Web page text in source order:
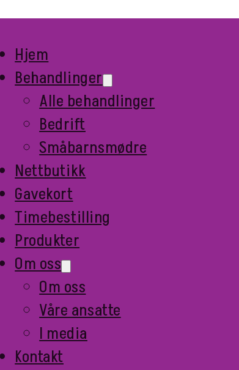
Hjem
Behandlinger
Alle behandlinger
Bedrift
Småbarnsmødre
Nettbutikk
Gavekort
Timebestilling
Produkter
Om oss
Om oss
Våre ansatte
I media
Kontakt